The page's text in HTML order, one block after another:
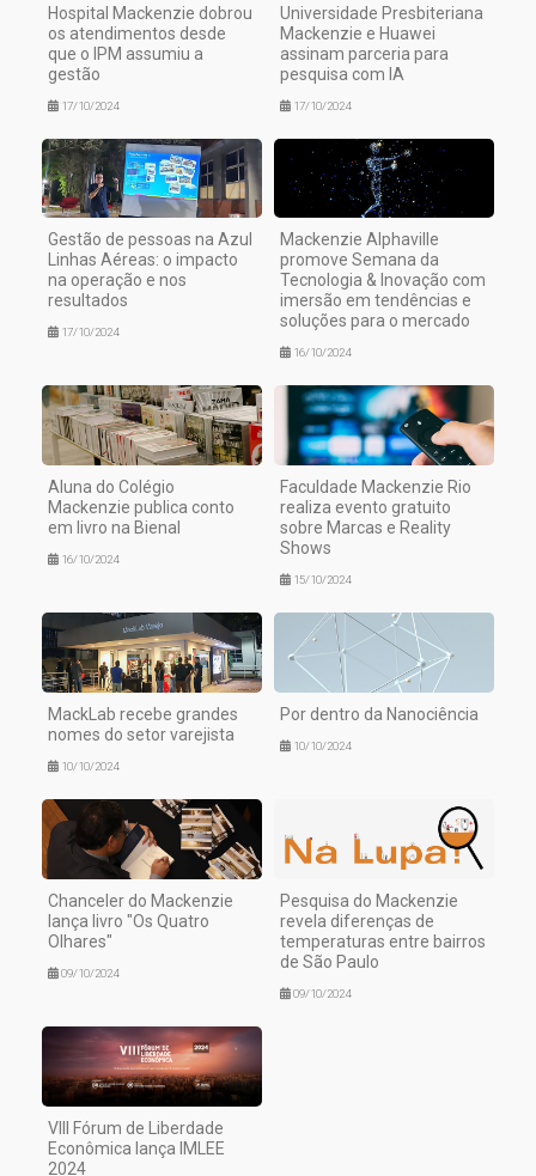
Hospital Mackenzie dobrou
os atendimentos desde
que o IPM assumiu a
gestão
17/10/2024
Universidade Presbiteriana
Mackenzie e Huawei
assinam parceria para
pesquisa com IA
17/10/2024
Gestão de pessoas na Azul
Linhas Aéreas: o impacto
na operação e nos
resultados
17/10/2024
Mackenzie Alphaville
promove Semana da
Tecnologia & Inovação com
imersão em tendências e
soluções para o mercado
16/10/2024
Aluna do Colégio
Mackenzie publica conto
em livro na Bienal
16/10/2024
Faculdade Mackenzie Rio
realiza evento gratuito
sobre Marcas e Reality
Shows
15/10/2024
MackLab recebe grandes
nomes do setor varejista
10/10/2024
Por dentro da Nanociência
10/10/2024
Chanceler do Mackenzie
lança livro "Os Quatro
Olhares"
09/10/2024
Pesquisa do Mackenzie
revela diferenças de
temperaturas entre bairros
de São Paulo
09/10/2024
VIII Fórum de Liberdade
Econômica lança IMLEE
2024